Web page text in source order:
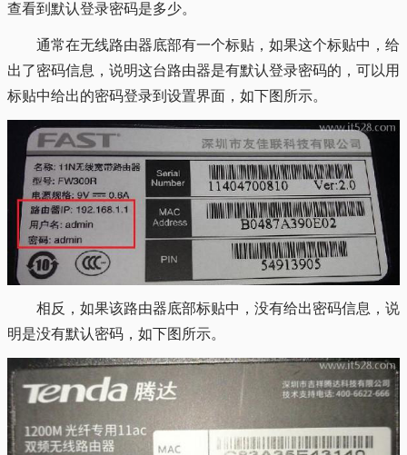
查看到默认登录密码是多少。
通常在无线路由器底部有一个标贴，如果这个标贴中，给
出了密码信息，说明这台路由器是有默认登录密码的，可以用
标贴中给出的密码登录到设置界面，如下图所示。
相反，如果该路由器底部标贴中，没有给出密码信息，说
明是没有默认密码，如下图所示。